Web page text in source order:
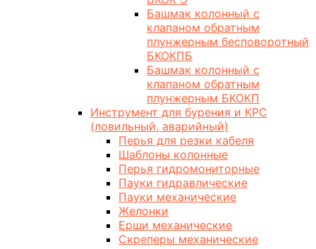
Башмак колонный с
клапаном обратным
плунжерным бесповоротный
БКОКПБ
Башмак колонный с
клапаном обратным
плунжерным БКОКП
Инструмент для бурения и КРС
(ловильный, аварийный)
Перья для резки кабеля
Шаблоны колонные
Перья гидромониторные
Пауки гидравлические
Пауки механические
Желонки
Ерши механические
Скреперы механические